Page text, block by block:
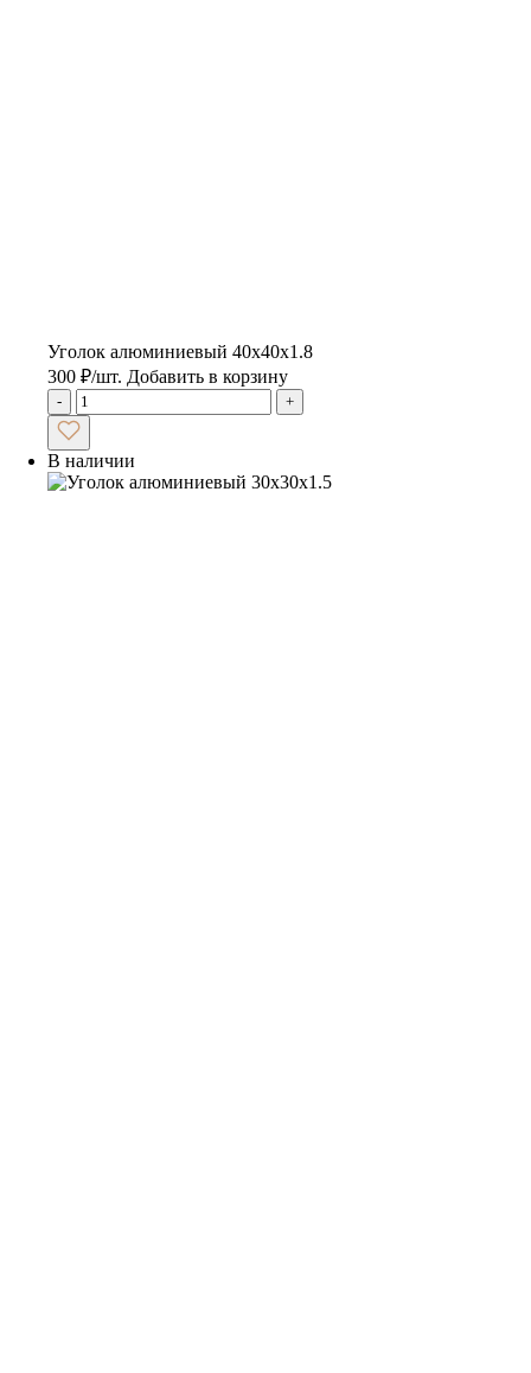
Уголок алюминиевый 40х40х1.8
300 ₽/шт. Добавить в корзину
- +
В наличии